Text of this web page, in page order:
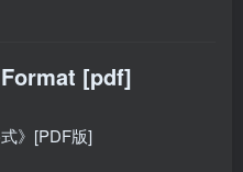
[pdf]
》[PDF版]